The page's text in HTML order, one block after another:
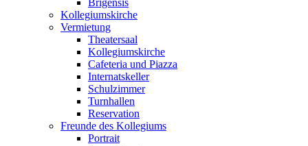
Brigensis
Kollegiumskirche
Vermietung
Theatersaal
Kollegiumskirche
Cafeteria und Piazza
Internatskeller
Schulzimmer
Turnhallen
Reservation
Freunde des Kollegiums
Portrait